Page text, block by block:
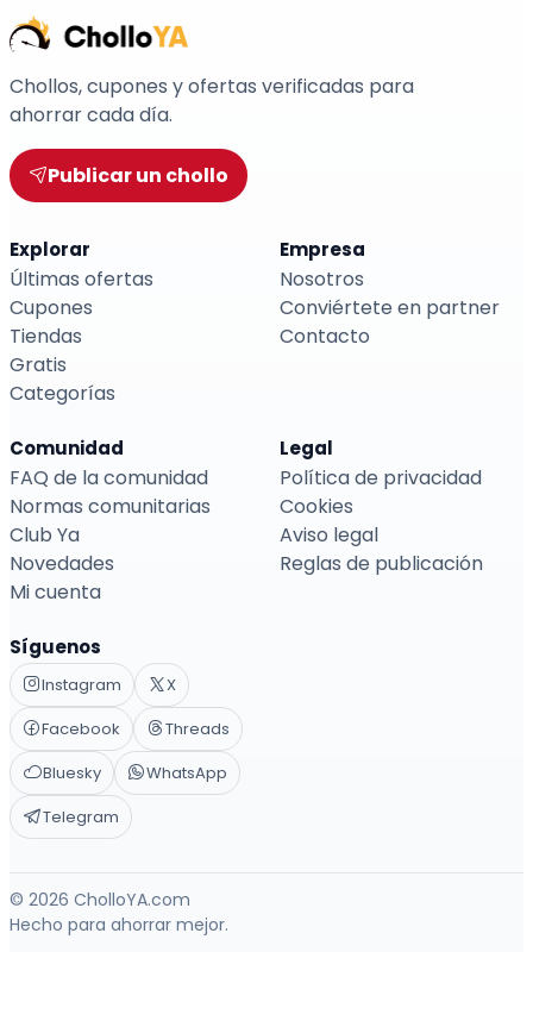
Chollos, cupones y ofertas verificadas para
ahorrar cada día.
Publicar un chollo
Explorar
Últimas ofertas
Cupones
Tiendas
Gratis
Categorías
Empresa
Nosotros
Conviértete en partner
Contacto
Comunidad
FAQ de la comunidad
Normas comunitarias
Club Ya
Novedades
Mi cuenta
Legal
Política de privacidad
Cookies
Aviso legal
Reglas de publicación
Síguenos
Instagram
X
Facebook
Threads
Bluesky
WhatsApp
Telegram
© 2026 CholloYA.com
Hecho para ahorrar mejor.